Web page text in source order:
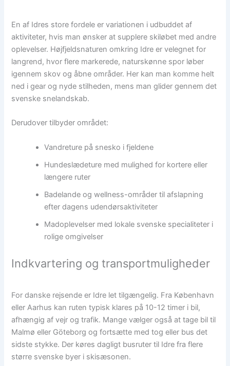
En af Idres store fordele er variationen i udbuddet af
aktiviteter, hvis man ønsker at supplere skiløbet med andre
oplevelser. Højfjeldsnaturen omkring Idre er velegnet for
langrend, hvor flere markerede, naturskønne spor løber
igennem skov og åbne områder. Her kan man komme helt
ned i gear og nyde stilheden, mens man glider gennem det
svenske snelandskab.
Derudover tilbyder området:
Vandreture på snesko i fjeldene
Hundeslædeture med mulighed for kortere eller
længere ruter
Badelande og wellness-områder til afslapning
efter dagens udendørsaktiviteter
Madoplevelser med lokale svenske specialiteter i
rolige omgivelser
Indkvartering og transportmuligheder
For danske rejsende er Idre let tilgængelig. Fra København
eller Aarhus kan ruten typisk klares på 10-12 timer i bil,
afhængig af vejr og trafik. Mange vælger også at tage bil til
Malmø eller Göteborg og fortsætte med tog eller bus det
sidste stykke. Der køres dagligt busruter til Idre fra flere
større svenske byer i skisæsonen.